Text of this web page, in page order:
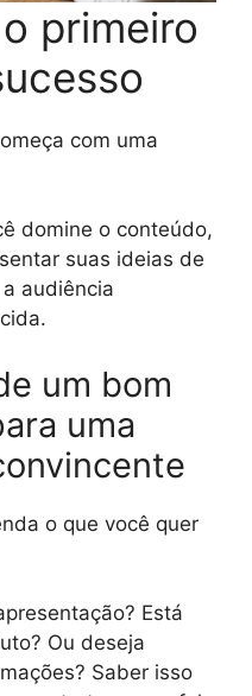
primeiro
com uma
domine o conteúdo,
suas ideias de
audiência
um bom
uma
o que você quer
Está
Ou deseja
Saber isso